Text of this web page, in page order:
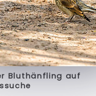
Bluthänfling auf